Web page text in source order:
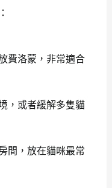
費洛蒙，非常適合
，或者緩解多隻貓
間，放在貓咪最常